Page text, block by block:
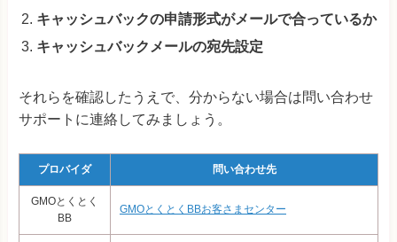
キャッシュバックの申請形式がメールで合っているか
キャッシュバックメールの宛先設定
それらを確認したうえで、分からない場合は問い合わせ
サポートに連絡してみましょう。
プロバイダ 問い合わせ先
GMOとくとく
BB
GMOとくとくBBお客さまセンター